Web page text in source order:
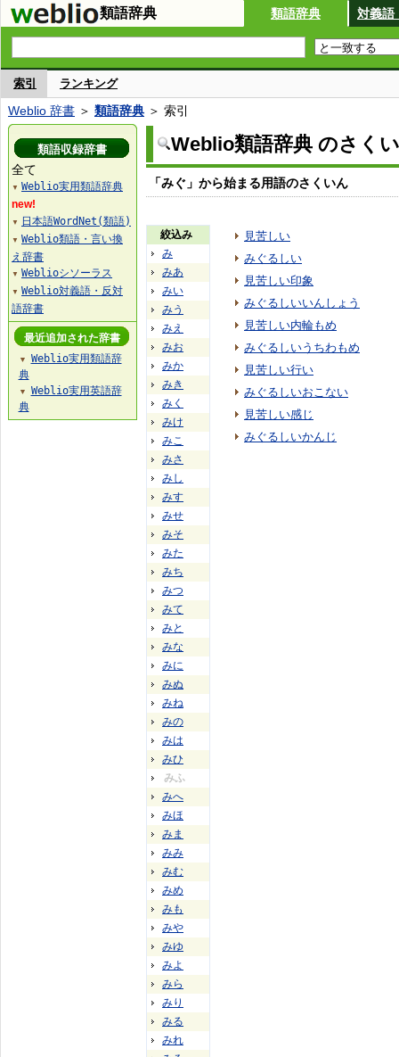
類語辞典 類語辞典 対義語
索引 ランキング
Weblio 辞書 ＞ 類語辞典 ＞ 索引
Weblio類語辞典 のさく
「みぐ」から始まる用語のさくいん
絞込み
み
みあ
みい
みう
みえ
みお
みか
みき
みく
みけ
みこ
みさ
みし
みす
みせ
みそ
みた
みち
みつ
みて
みと
みな
みに
みぬ
みね
みの
みは
みひ
みふ
みへ
みほ
みま
みみ
みむ
みめ
みも
みや
みゆ
みよ
みら
みり
みる
みれ
見苦しい
みぐるしい
見苦しい印象
みぐるしいいんしょう
見苦しい内輪もめ
みぐるしいうちわもめ
見苦しい行い
みぐるしいおこない
見苦しい感じ
みぐるしいかんじ
類語収録辞書
全て
▼ Weblio実用類語辞典
new!
▼ 日本語WordNet(類語)
▼ Weblio類語・言い換
え辞書
▼ Weblioシソーラス
▼ Weblio対義語・反対
語辞書
最近追加された辞書
▼
Weblio実用類語辞
典
▼
Weblio実用英語辞
典